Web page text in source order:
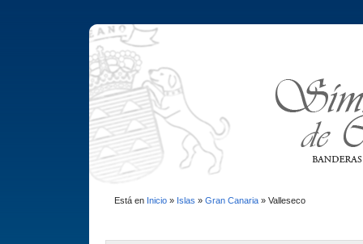
Está en Inicio» Islas » Gran Canaria» Valleseco